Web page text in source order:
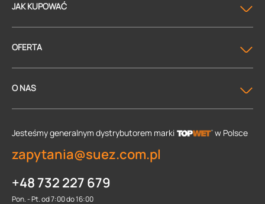
JAK KUPOWAĆ
OFERTA
O NAS
Jesteśmy generalnym dystrybutorem marki w Polsce
zapytania@suez.com.pl
+48 732 227 679
Pon. - Pt. od 7:00 do 16:00